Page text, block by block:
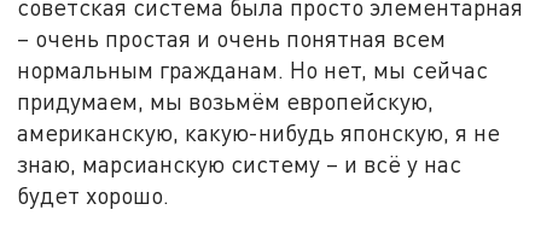
советская система была просто элементарная
– очень простая и очень понятная всем
нормальным гражданам. Но нет, мы сейчас
придумаем, мы возьмём европейскую,
американскую, какую-нибудь японскую, я не
знаю, марсианскую систему – и всё у нас
будет хорошо.